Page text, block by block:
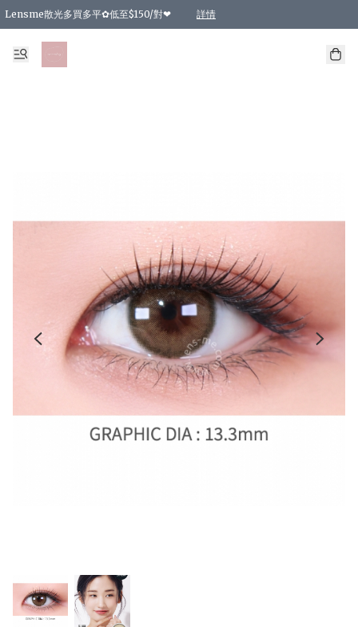
Lensme散光多買多平✿低至$150/對❤ 詳情
台灣Karacon⁩✧日拋 特價清貨❁⃘
日本韓國多款日/月拋現貨☼ 特價❤︎數量有限 售完即止
🇰🇷韓國多款月拋現貨 特價兩對$99✿數量有限 售完即止♫
精選商品，任選買2件或以上9 折；買4件或以上85 折；買6件或以上8 折
精選商品，任選買2件HKD 140.00；買4件HKD 260.00
精選商品，任選買2件HKD 190.00；買4件HKD 360.00
精選商品，任選買2件HKD 110.00；買4件HKD 180.00
精選商品，任選買2件HKD 170.00；買4件HKD 320.00
精選商品，任選買2件或以上減HKD 148.00
精選商品，任選買2件或以上減HKD 148.00
精選商品，任選買2件或以上95 折；買4件或以上9 折；買6件或以上85 折；買8件
精選商品，任選買12件或以上87 折
精選商品，任選買2件或以上減HKD 16.00；買4件或以上減HKD 32.00；買6
精選商品，任選買2件或以上95 折；買4件或以上9 折；買8件或以上85 折；買12
購物滿 HKD 800.00即享免運費優惠！（適用於 特定的送貨方式 )